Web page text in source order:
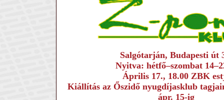
Salgótarján, Budapesti út
Nyitva: hétfő–szombat
Április 17., 18.00 ZBK
Kiállítás az Őszidő nyugdíjasklub
ápr. 15-ig